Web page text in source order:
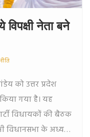
नेता बने
को उत्तर प्रदेश
गया है। यह
विधायकों की बैठक
विधानसभा के अध्यक्ष